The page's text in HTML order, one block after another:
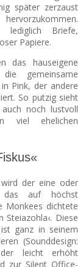
später zerzaust
lediglich Briefe,
Papiere.
das hauseigene
gemeinsame
Pink, der andere
So putzig sieht
noch lustvoll
viel ehelichen
der eine oder
das auf höchst
Monkees dichtete
Diese
ganz in seinem
(Sounddesign:
der leicht erhöht
zur Silent Office-